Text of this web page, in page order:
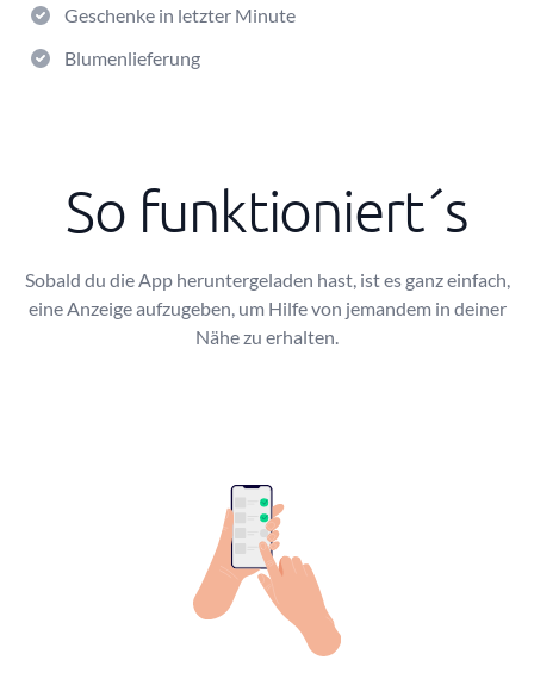
Geschenke in letzter Minute
Blumenlieferung
So funktioniert´s
Sobald du die App heruntergeladen hast, ist es ganz einfach,
eine Anzeige aufzugeben, um Hilfe von jemandem in deiner
Nähe zu erhalten.